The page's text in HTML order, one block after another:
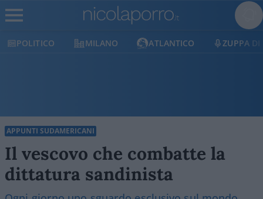
POLITICO MILANO ATLANTICO ZUPPA DI
APPUNTI SUDAMERICANI
Il vescovo che combatte la
dittatura sandinista